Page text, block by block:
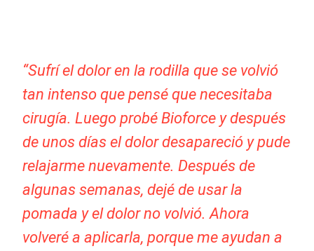
“Sufrí el dolor en la rodilla que se volvió
tan intenso que pensé que necesitaba
cirugía. Luego probé Bioforce y después
de unos días el dolor desapareció y pude
relajarme nuevamente. Después de
algunas semanas, dejé de usar la
pomada y el dolor no volvió. Ahora
volveré a aplicarla, porque me ayudan a